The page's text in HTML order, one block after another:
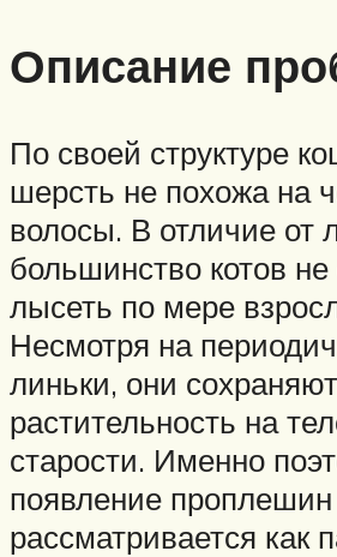
Описание
По своей структуре
шерсть не похожа на
волосы. В отличие от
большинство котов
лысеть по мере
Несмотря на
линьки, они
растительность на
старости. Именно
появление проплешин
рассматривается как